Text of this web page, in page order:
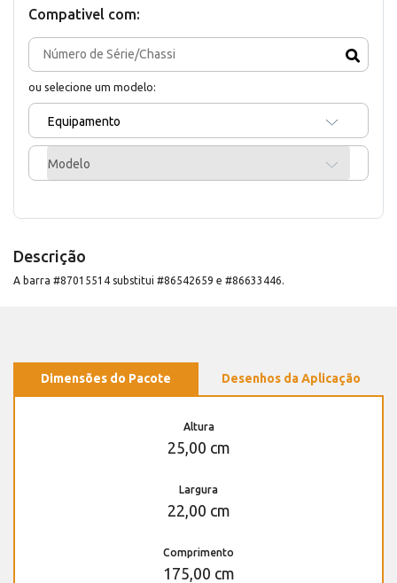
Compativel com:
ou selecione um modelo:
Equipamento
Modelo
Descrição
A barra #87015514 substitui #86542659 e #86633446.
Dimensões do Pacote Desenhos da Aplicação
Altura
25,00 cm
Largura
22,00 cm
Comprimento
175,00 cm